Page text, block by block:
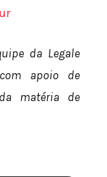
da Legale
apoio de
matéria de